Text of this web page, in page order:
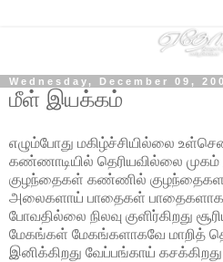
Wednesday, December 09,
மீள் இயக்கம்
எழும்போது மகிழ்ச்சியில்லை
கண்ணாடியில் தெரியவில்லை
குழந்தைகள் கண்ணில்
அலைகளாய் பாதைகள் பாதைகளாக
போவதில்லை நிலவு குளிர்கிறது
மேகங்கள் மேகங்களாகவே மாறித்
இனிக்கிறது வேப்பங்காய்